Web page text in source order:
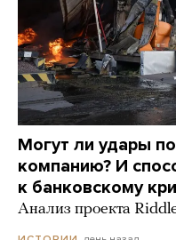
Могут ли удары
компанию? И
к банковскому
Анализ проекта